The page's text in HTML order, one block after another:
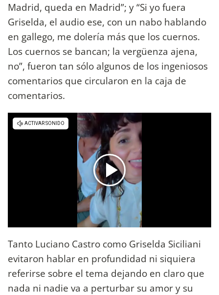
Madrid, queda en Madrid”; y “Si yo fuera
Griselda, el audio ese, con un nabo hablando
en gallego, me dolería más que los cuernos.
Los cuernos se bancan; la vergüenza ajena,
no”, fueron tan sólo algunos de los ingeniosos
comentarios que circularon en la caja de
comentarios.
Tanto Luciano Castro como Griselda Siciliani
evitaron hablar en profundidad ni siquiera
referirse sobre el tema dejando en claro que
nada ni nadie va a perturbar su amor y su